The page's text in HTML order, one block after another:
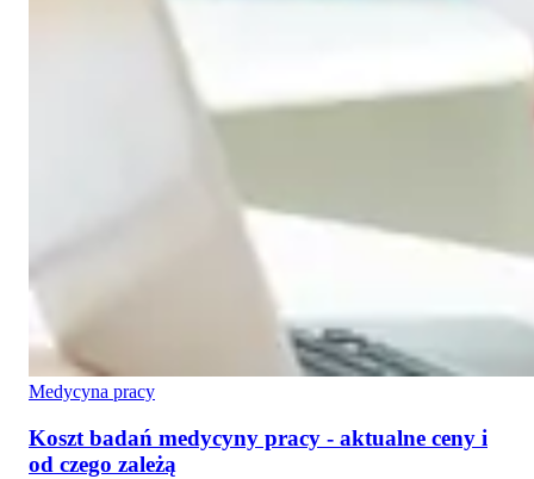
Medycyna pracy
Koszt badań medycyny pracy - aktualne ceny i
od czego zależą